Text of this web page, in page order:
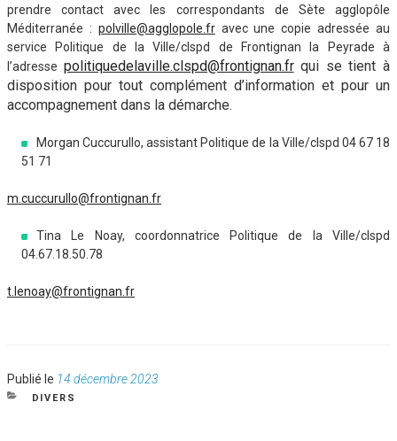
prendre contact avec les correspondants de Sète agglopôle
Méditerranée : polville@agglopole.fravec une copie adressée au
service Politique de la Ville/clspd de Frontignan la Peyrade à
l’adresse politiquedelaville.clspd@frontignan.frqui se tient à
disposition pour tout complément d’information et pour un
accompagnement dans la démarche.
Morgan Cuccurullo, assistant Politique de la Ville/clspd 04 67 18
51 71
m.cuccurullo@frontignan.fr
Tina Le Noay, coordonnatrice Politique de la Ville/clspd
04.67.18.50.78
t.lenoay@frontignan.fr
Publié le Publié
le
14 décembre 2023
CATÉGORIES
DIVERS